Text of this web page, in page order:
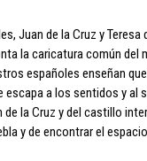
Juan de la Cruz y Teresa
la caricatura común del
españoles enseñan
a los sentidos y al
la Cruz y del castillo
y de encontrar el